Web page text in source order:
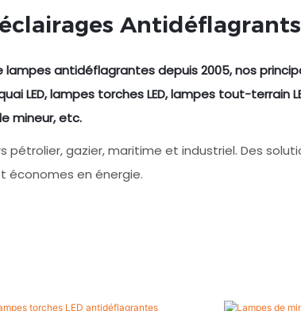
lampes antidéflagrantes depuis 2005, nos
LED, lampes torches LED, lampes tout-terrain
mineur, etc.
gazier, maritime et industriel. Des
économes en énergie.